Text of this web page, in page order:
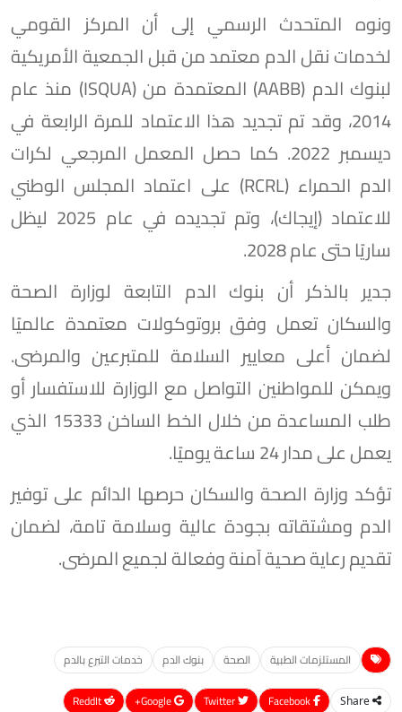
ونوه المتحدث الرسمي إلى أن المركز القومي
لخدمات نقل الدم معتمد من قبل الجمعية الأمريكية
لبنوك الدم (AABB) المعتمدة من (ISQUA) منذ عام
2014، وقد تم تجديد هذا الاعتماد للمرة الرابعة في
ديسمبر 2022. كما حصل المعمل المرجعي لكرات
الدم الحمراء (RCRL) على اعتماد المجلس الوطني
للاعتماد (إيجاك)، وتم تجديده في عام 2025 ليظل
ساريًا حتى عام 2028.
جدير بالذكر أن بنوك الدم التابعة لوزارة الصحة
والسكان تعمل وفق بروتوكولات معتمدة عالميًا
لضمان أعلى معايير السلامة للمتبرعين والمرضى.
ويمكن للمواطنين التواصل مع الوزارة للاستفسار أو
طلب المساعدة من خلال الخط الساخن 15333 الذي
يعمل على مدار 24 ساعة يوميًا.
تؤكد وزارة الصحة والسكان حرصها الدائم على توفير
الدم ومشتقاته بجودة عالية وسلامة تامة، لضمان
تقديم رعاية صحية آمنة وفعالة لجميع المرضى.
المستلزمات الطبية الصحة بنوك الدم خدمات التبرع بالدم
Share
Google+
ReddIt